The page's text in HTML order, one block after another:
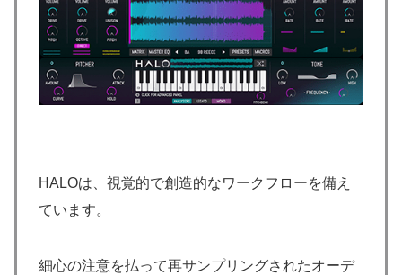
HALOは、視覚的で創造的なワークフローを備え
ています。
細心の注意を払って再サンプリングされたオーデ